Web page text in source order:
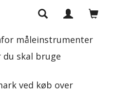
måleinstrumenter
skal bruge
ved køb over